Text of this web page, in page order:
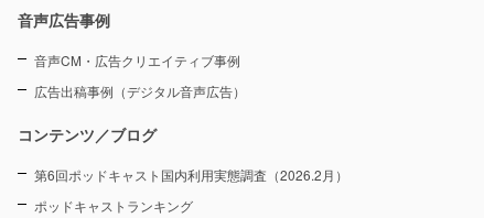
音声広告事例
音声CM・広告クリエイティブ事例
広告出稿事例（デジタル音声広告）
コンテンツ／ブログ
第6回ポッドキャスト国内利用実態調査（2026.2月）
ポッドキャストランキング